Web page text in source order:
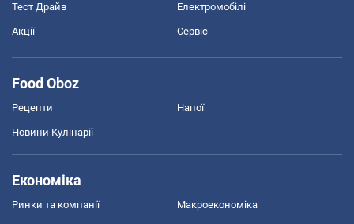
Тест Драйв Електромобілі
Акції Сервіс
Food Oboz
Рецепти Напої
Новини Кулінарії
Економіка
Ринки та компанії Макроекономіка